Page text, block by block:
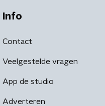
Info
Contact
Veelgestelde vragen
App de studio
Adverteren